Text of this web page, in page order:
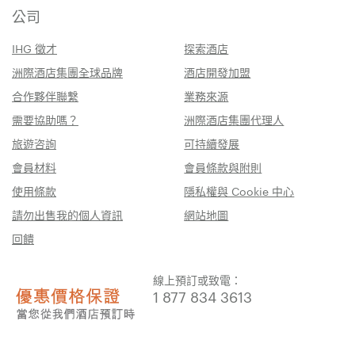
公司
IHG 徵才
探索酒店
洲際酒店集團全球品牌
酒店開發加盟
合作夥伴聯繫
業務來源
需要協助嗎？
洲際酒店集團代理人
旅遊咨詢
可持續發展
會員材料
會員條款與附則
使用條款
隱私權與 Cookie 中心
請勿出售我的個人資訊
網站地圖
回饋
線上預訂或致電：
1 877 834 3613